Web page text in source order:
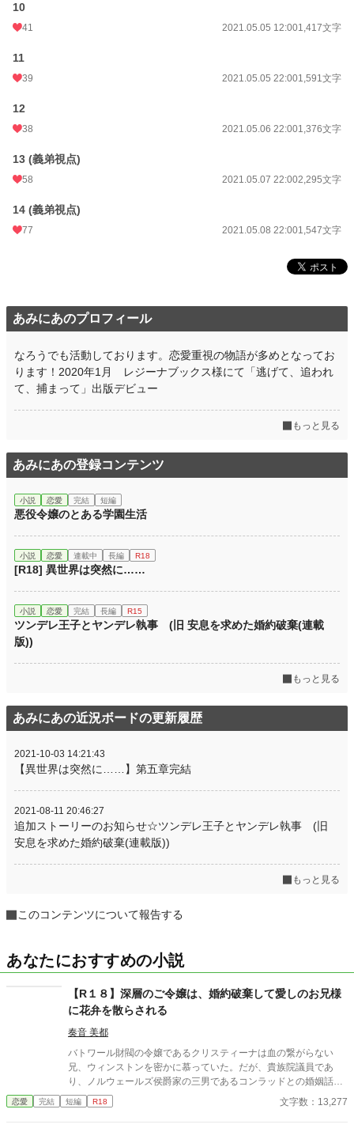
10
41 2021.05.05 12:001,417文字
11
39 2021.05.05 22:001,591文字
12
38 2021.05.06 22:001,376文字
13 (義弟視点)
58 2021.05.07 22:002,295文字
14 (義弟視点)
77 2021.05.08 22:001,547文字
あみにあのプロフィール
なろうでも活動しております。恋愛重視の物語が多めとなってお
ります！2020年1月 レジーナブックス様にて「逃げて、追われ
て、捕まって」出版デビュー
もっと見る
あみにあの登録コンテンツ
小説 恋愛 完結 短編
悪役令嬢のとある学園生活
小説 恋愛 連載中 長編 R18
[R18] 異世界は突然に……
小説 恋愛 完結 長編 R15
ツンデレ王子とヤンデレ執事 (旧 安息を求めた婚約破棄(連載
版))
もっと見る
あみにあの近況ボードの更新履歴
2021-10-03 14:21:43
【異世界は突然に……】第五章完結
2021-08-11 20:46:27
追加ストーリーのお知らせ☆ツンデレ王子とヤンデレ執事 (旧
安息を求めた婚約破棄(連載版))
もっと見る
このコンテンツについて報告する
あなたにおすすめの小説
【R１８】深層のご令嬢は、婚約破棄して愛しのお兄様
に花弁を散らされる
奏音 美都
バトワール財閥の令嬢であるクリスティーナは血の繋がらない
兄、ウィンストンを密かに慕っていた。だが、貴族院議員であ
り、ノルウェールズ侯爵家の三男であるコンラッドとの婚姻話が
持ち上がり、バトワール財閥、ひいては会社の経営に携わる兄の
ために、お見合いを受ける覚悟をする。 だが、今目の前では兄の
恋愛 完結 短編 R18 文字数：13,277